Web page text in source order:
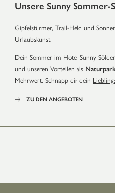
Unsere Sunny Sommer-
Gipfelstürmer, Trail-Held und
Urlaubskunst.
Dein Sommer im Hotel Sunny
und unseren Vorteilen als
Mehrwert. Schnapp dir dein
ZU DEN ANGEBOTEN